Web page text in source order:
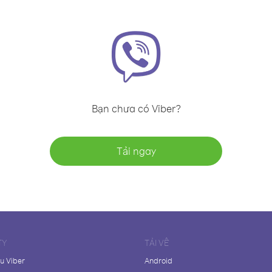
Bạn chưa có Viber?
Tải ngay
Viber
TẢI VỀ
Android